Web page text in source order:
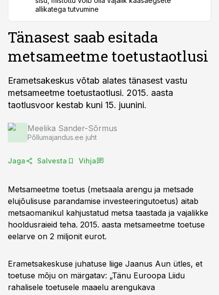
allikatega tutvumine
Tänasest saab esitada
metsameetme toetustaotlusi
Erametsakeskus võtab alates tänasest vastu
metsameetme toetustaotlusi. 2015. aasta
taotlusvoor kestab kuni 15. juunini.
Meelika Sander-Sõrmus
Põllumajandus.ee juht
Jaga Salvesta Vihja
Metsameetme toetus (metsaala arengu ja metsade
elujõulisuse parandamise investeeringutoetus) aitab
metsaomanikul kahjustatud metsa taastada ja vajalikke
hooldusraieid teha. 2015. aasta metsameetme toetuse
eelarve on 2 miljonit eurot.
Erametsakeskuse juhatuse liige Jaanus Aun ütles, et
toetuse mõju on märgatav: „Tänu Euroopa Liidu
rahalisele toetusele maaelu arengukava